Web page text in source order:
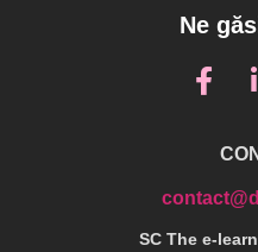
Ne
SC The e-